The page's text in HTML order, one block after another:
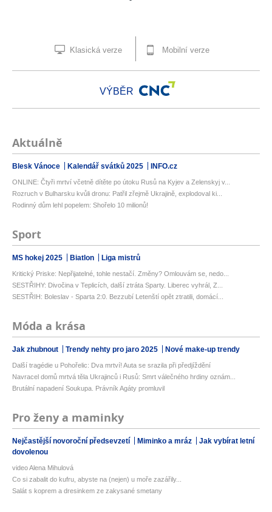
Klasická verze Mobilní verze
VÝBĚR
Aktuálně
Blesk Vánoce Kalendář svátků 2025 INFO.cz
ONLINE: Čtyři mrtví včetně dítěte po útoku Rusů na Kyjev a Zelenskyj v...
Rozruch v Bulharsku kvůli dronu: Patřil zřejmě Ukrajině, explodoval ki...
Rodinný dům lehl popelem: Shořelo 10 milionů!
Sport
MS hokej 2025 Biatlon Liga mistrů
Kritický Priske: Nepřijatelné, tohle nestačí. Změny? Omlouvám se, nedo...
SESTŘIHY: Divočina v Teplicích, další ztráta Sparty. Liberec vyhrál, Z...
SESTŘIH: Boleslav - Sparta 2:0. Bezzubí Letenští opět ztratili, domácí...
Móda a krása
Jak zhubnout Trendy nehty pro jaro 2025 Nové make-up trendy
Další tragédie u Pohořelic: Dva mrtví! Auta se srazila při předjíždění
Navracel domů mrtvá těla Ukrajinců i Rusů: Smrt válečného hrdiny oznám...
Brutální napadení Soukupa. Právník Agáty promluvil
Pro ženy a maminky
Nejčastější novoroční předsevzetí Miminko a mráz
Jak vybírat letní
dovolenou
video Alena Mihulová
Co si zabalit do kufru, abyste na (nejen) u moře zazářily...
Salát s koprem a dresinkem ze zakysané smetany